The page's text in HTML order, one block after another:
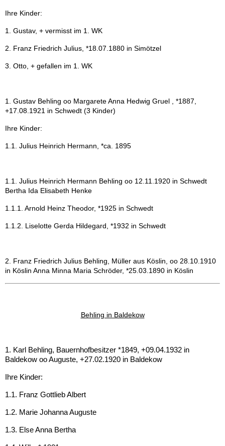
Ihre Kinder:
1. Gustav, + vermisst im 1. WK
2. Franz Friedrich Julius, *18.07.1880 in Simötzel
3. Otto, + gefallen im 1. WK
1. Gustav Behling oo Margarete Anna Hedwig Gruel , *1887,
+17.08.1921 in Schwedt (3 Kinder)
Ihre Kinder:
1.1. Julius Heinrich Hermann, *ca. 1895
1.1. Julius Heinrich Hermann Behling oo 12.11.1920 in Schwedt
Bertha Ida Elisabeth Henke
1.1.1. Arnold Heinz Theodor, *1925 in Schwedt
1.1.2. Liselotte Gerda Hildegard, *1932 in Schwedt
2. Franz Friedrich Julius Behling, Müller aus Köslin, oo 28.10.1910
in Köslin Anna Minna Maria Schröder, *25.03.1890 in Köslin
Behling in Baldekow
1. Karl Behling, Bauernhofbesitzer *1849, +09.04.1932 in
Baldekow oo Auguste, +27.02.1920 in Baldekow
Ihre Kinder:
1.1. Franz Gottlieb Albert
1.2. Marie Johanna Auguste
1.3. Else Anna Bertha